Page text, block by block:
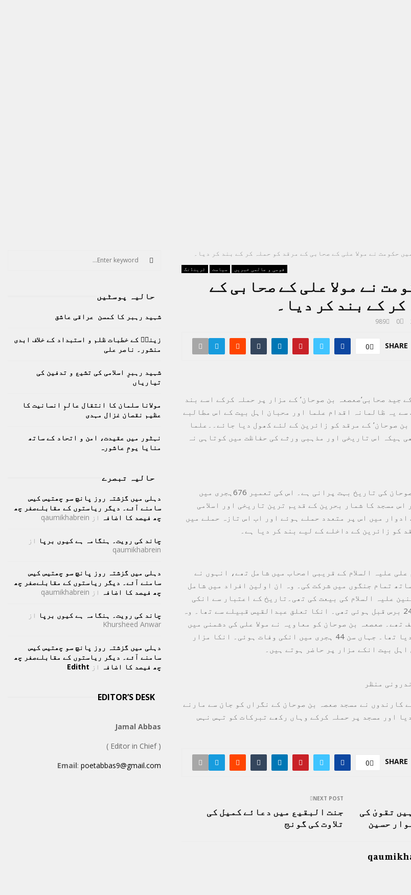
حکومت نے مولا علی کے صحابی کے مرقد کو حملہ کر کے بند کر دیا۔
ٹرینڈنگ سیاست قومی و عالمی خبریں
نے مولا علی کے صحابی کے
کے بند کر دیا۔
0
989
SHARE
0
جید صحابی’صعصعہ بن صوحان’ کے مزار پر حملہ کرکے اسے بند
یہ ظالمانہ اقدام علما اور محبان اہل بیت کے اس مطالبے
صوحان’ کے مرقد کو زائرین کے لئے کھول دیا جائے۔۔علما
ہیکہ اس تاریخی اور مذہبی ورثے کی حفاظت میں کوتاہی نہ
مزار اور مسجد صعصعہ بن صوحان کی تاریخ بہت پرانی ہے۔ اس کی تعمیر 676ہجری میں
اس مسجد کا شمار بحرین کے قدیم ترین تاریخی اور اسلامی
میں اس پر متعدد حملے ہوئے اور اب اس تازہ حملے میں
کو زائرین کے داخلے کے لیے بند کر دیا ہے۔
علی علیہ السلام کے قریبی اصحاب میں شامل تھے، انہوں نے
تمام جنگوں میں شرکت کی۔ وہ ان اولین افراد میں شامل
علیہ السلام کی بیعت کی تھی۔تاریخ کے اعتبار سے انکی
پیدائش رسول کی ہجرت سے 24 برس قبل ہوئی تھی۔ انکا تعلق عبدالقیس قبیلے سے تھا۔ وہ
تھے۔ صعصعہ بن صوحان کو معاویہ نے مولا علی کی دشمنی میں
جلا وطن کرکے بحرین بھیج دیا تھا۔ جہاں سن 44 ہجری میں انکی وفات ہوئی۔ انکا مزار
بیت انکے مزار پر حاضر ہوتے ہیں۔
منظر
کارندوں نے مسجد صعصہ بن صوحان کے نگراں کو جان سے مارنے
اور مسجد پر حملہ کرکے وہاں رکھے تبرکات کو تہس نہس
SHARE
0
تقویٰ کی
حسین
NEXT POST
جنت البقیع میں دعائے کمیل کی
تلاوت کی گونج
f
r
:
E
A
R
H
حالیہ پوسٹیں
شہید رہبر کا کمسن عراقی عاشق
زینبؑ کے خطبات ظلم و استبداد کے خلاف ابدی
منشور۔ ناصر علی
شہید رہبرِ اسلامی کی تشیع و تدفین کی
تیاریاں
مولانا سلمان کا انتقال عالمِ انسانیت کا
عظیم نقصان غزال مہدی
نہٹور میں عقیدت، امن و اتحاد کے ساتھ
منایا یومِ عاشورہ
حالیہ تبصرے
دہلی میں گزشتہ روز پانچ سو چھتیس کیس
سامنے آئے۔ دیگر ریاستوں کے مقابلےصفر چھ
چھ فیصد کا اضافہ از qaumikhabrein
چاند کی رویت۔ ہنگامہ ہے کیوں برپا از
qaumikhabrein
دہلی میں گزشتہ روز پانچ سو چھتیس کیس
سامنے آئے۔ دیگر ریاستوں کے مقابلےصفر چھ
چھ فیصد کا اضافہ از qaumikhabrein
چاند کی رویت۔ ہنگامہ ہے کیوں برپا از
Khursheed Anwar
دہلی میں گزشتہ روز پانچ سو چھتیس کیس
سامنے آئے۔ دیگر ریاستوں کے مقابلےصفر چھ
چھ فیصد کا اضافہ از Editht
EDITOR’S DESK
Jamal Abbas
( Editor in Chief )
Email: poetabbas9@gmail.com